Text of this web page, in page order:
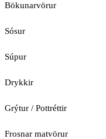
Bökunarvörur
Sósur
Súpur
Drykkir
Grýtur / Pottréttir
Frosnar matvörur